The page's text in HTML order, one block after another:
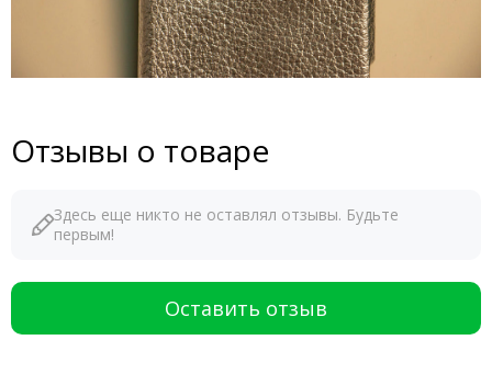
Отзывы о товаре
Здесь еще никто не оставлял отзывы. Будьте
первым!
Оставить отзыв